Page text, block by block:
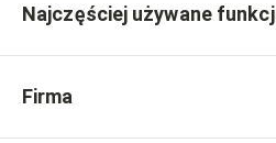
Najczęściej używane
Firma